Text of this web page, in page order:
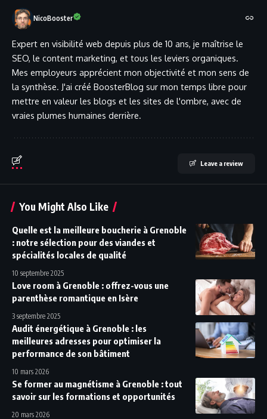
NicoBooster
Expert en visibilité web depuis plus de 10 ans, je maîtrise le
SEO, le content marketing, et tous les leviers organiques.
Mes employeurs apprécient mon objectivité et mon sens de
la synthèse. J'ai créé BoosterBlog sur mon temps libre pour
mettre en valeur les blogs et les sites de l'ombre, avec de
vraies plumes humaines derrière.
Leave a review
You Might Also Like
Quelle est la meilleure boucherie à Grenoble
: notre sélection pour des viandes et
spécialités locales de qualité
10 septembre 2025
Love room à Grenoble : offrez-vous une
parenthèse romantique en Isère
3 septembre 2025
Audit énergétique à Grenoble : les
meilleures adresses pour optimiser la
performance de son bâtiment
10 mars 2026
Se former au magnétisme à Grenoble : tout
savoir sur les formations et opportunités
20 mars 2026